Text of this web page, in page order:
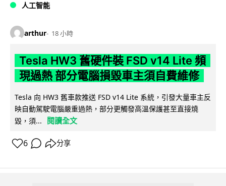
人工智能
arthur 18 小時
Tesla HW3 舊硬件裝 FSD v14 Lite 頻
現過熱 部分電腦損毀車主須自費維修
Tesla 向 HW3 舊車款推送 FSD v14 Lite 系統，引發大量車主反
映自動駕駛電腦嚴重過熱，部分更觸發高溫保護甚至直接燒
毀，須...
閱讀全文
6 分享